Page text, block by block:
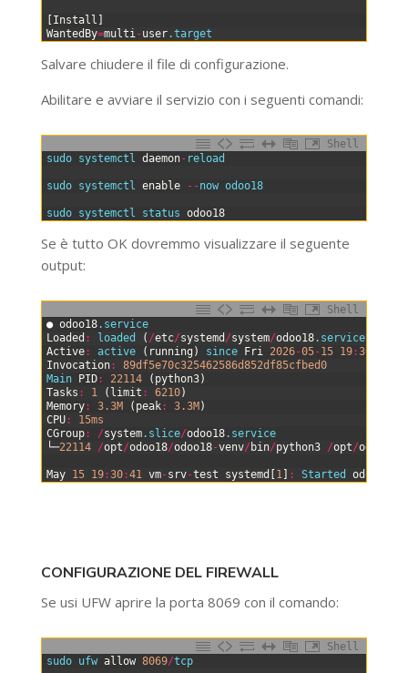
Install
WantedBy=multi-user.target
Salvare chiudere il file di configurazione.
Abilitare e avviare il servizio con i seguenti comandi:
Shell
sudo systemctl daemon- reload
sudo systemctl enable --now odoo18
sudo systemctl status odoo18
Se è tutto OK dovremmo visualizzare il seguente
output:
Shell
● odoo18.service
Loaded : loaded ( /etc/systemd /system/odoo18.service;
Active: active ( running ) since Fri 2026-05-15 19:30
Invocation:
89df5e70c325462586d852df85cfbed0
Main
PID: 22114 ( python3)
Tasks : 1 ( limit : 6210)
Memory: 3.3M ( peak: 3.3M )
CPU:
15ms
CGroup: /system.slice/odoo18.service
└─22114 /opt/odoo18/odoo18-venv/ bin/python3 /opt/odoo18
May 15 19:30:41 vm-srv-test systemd 1] : Started odoo18
CONFIGURAZIONE DEL FIREWALL
Se usi UFW aprire la porta 8069 con il comando:
Shell
sudo ufw allow 8069/tcp